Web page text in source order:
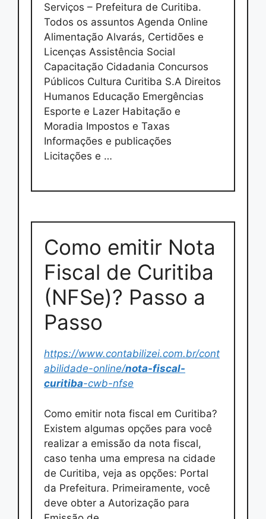
Serviços – Prefeitura de Curitiba.
Todos os assuntos Agenda Online
Alimentação Alvarás, Certidões e
Licenças Assistência Social
Capacitação Cidadania Concursos
Públicos Cultura Curitiba S.A Direitos
Humanos Educação Emergências
Esporte e Lazer Habitação e
Moradia Impostos e Taxas
Informações e publicações
Licitações e …
Como emitir Nota
Fiscal de Curitiba
(NFSe)? Passo a
Passo
https://www.contabilizei.com.br/cont
abilidade-online/nota-fiscal-
curitiba-cwb-nfse
Como emitir nota fiscal em Curitiba?
Existem algumas opções para você
realizar a emissão da nota fiscal,
caso tenha uma empresa na cidade
de Curitiba, veja as opções: Portal
da Prefeitura. Primeiramente, você
deve obter a Autorização para